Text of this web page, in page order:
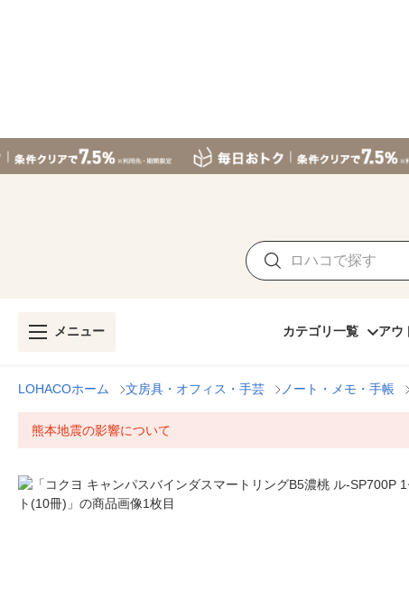
メニュー カテゴリ一覧 アウ
LOHACOホーム 文房具・オフィス・手芸 ノート・メモ・手帳
熊本地震の影響について